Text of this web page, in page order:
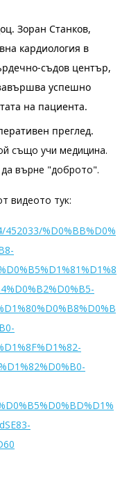
Зоран Станков,
кардиология в
съдов център,
успешно
на пациента.
преглед.
също учи медицина.
върне "доброто".
видеото тук:
%D0%BB%D0%